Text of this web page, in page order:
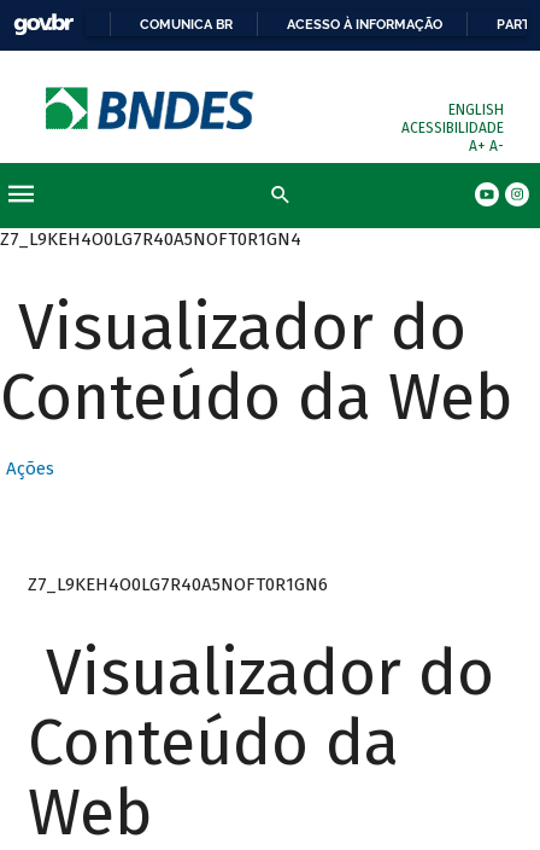
COMUNICA BR ACESSO À INFORMAÇÃO
ENGLISH
ACESSIBILIDADE
A+ A-
Z7_L9KEH4O0LG7R40A5NOFT0R1GN4
Visualizador do
Conteúdo da Web
Ações
Z7_L9KEH4O0LG7R40A5NOFT0R1GN6
Visualizador do
Conteúdo da
Web